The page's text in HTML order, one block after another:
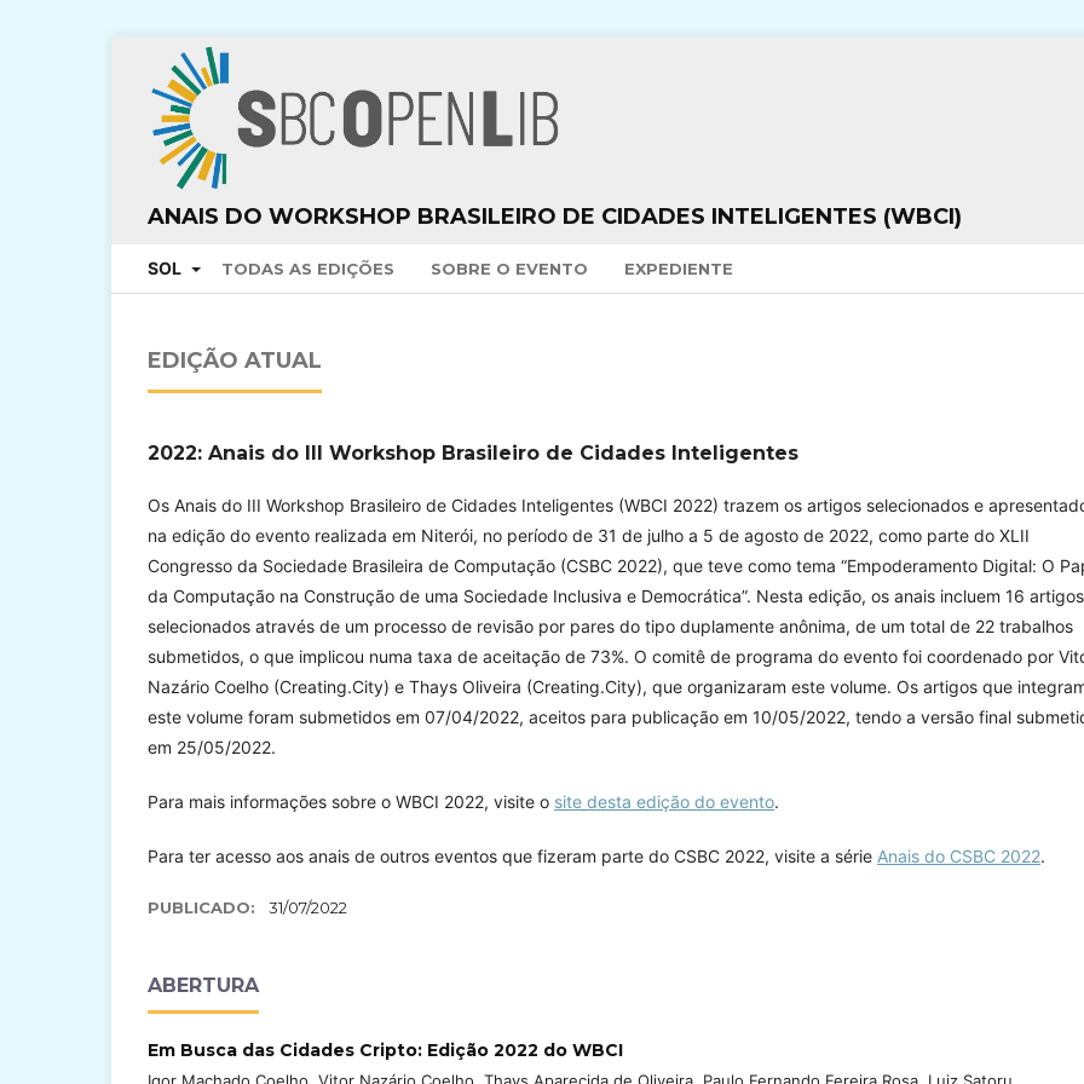
ANAIS DO WORKSHOP BRASILEIRO DE CIDADES INTELIGENTES (WBCI)
SOL TODAS AS EDIÇÕES SOBRE O EVENTO EXPEDIENTE
EDIÇÃO ATUAL
2022: Anais do III Workshop Brasileiro de Cidades Inteligentes
Os Anais do III Workshop Brasileiro de Cidades Inteligentes (WBCI 2022) trazem os artigos selecionados e
na edição do evento realizada em Niterói, no período de 31 de julho a 5 de agosto de 2022, como parte do XLII
Congresso da Sociedade Brasileira de Computação (CSBC 2022), que teve como tema “Empoderamento Digital: O
da Computação na Construção de uma Sociedade Inclusiva e Democrática”. Nesta edição, os anais incluem 16
selecionados através de um processo de revisão por pares do tipo duplamente anônima, de um total de 22 trabalhos
submetidos, o que implicou numa taxa de aceitação de 73%. O comitê de programa do evento foi coordenado por
Nazário Coelho (Creating.City) e Thays Oliveira (Creating.City), que organizaram este volume. Os artigos que
este volume foram submetidos em 07/04/2022, aceitos para publicação em 10/05/2022, tendo a versão final
em 25/05/2022.
Para mais informações sobre o WBCI 2022, visite o site desta edição do evento.
Para ter acesso aos anais de outros eventos que fizeram parte do CSBC 2022, visite a série Anais do CSBC 2022.
PUBLICADO: 31/07/2022
ABERTURA
Em Busca das Cidades Cripto: Edição 2022 do WBCI
Igor Machado Coelho, Vitor Nazário Coelho, Thays Aparecida de Oliveira, Paulo Fernando Fereira Rosa, Luiz Satoru